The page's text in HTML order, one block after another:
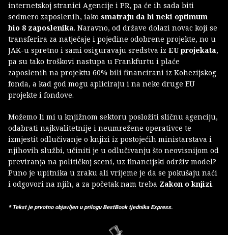
internetskoj stranici Agencije i PR, pa će ih sada biti
sedmero zaposlenih, iako smatraju da bi neki optimum
bio 8 zaposlenika. Naravno, od države dolazi novac koji se
transferira za natječaje i pojedine odobrene projekte, no u
JAK-u spretno i sami osiguravaju sredstva iz EU projekata,
pa su tako troškovi nastupa u Frankfurtu i plaće
zaposlenih na projektu 60% bili financirani iz Kohezijskog
fonda, a kad god mogu apliciraju i na neke druge EU
projekte i fondove.
Možemo li mi u knjižnom sektoru posložiti sličnu agenciju,
odabrati najkvalitetnije i neumrežene operativce te
izmjestit odlučivanje o knjizi iz postojećih ministarstava i
njihovih službi, učiniti je u odlučivanju što neovisnijom od
previranja na političkoj sceni, uz financijski održiv model?
Puno je upitnika u zraku ali vrijeme je da se pokušaju naći
i odgovori na njih, a za početak nam treba Zakon o knjizi.
* Tekst je prvotno objavljen u prilogu BestBook tjednika Express.